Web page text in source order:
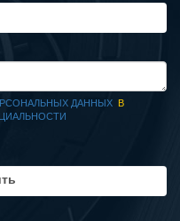
ДАННЫХ В